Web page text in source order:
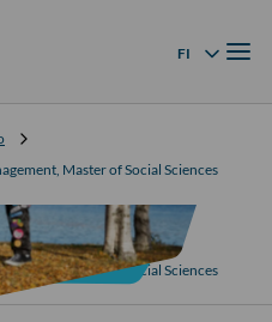
FI
Kielivalikko
Master of Social Sciences
Master of Social Sciences